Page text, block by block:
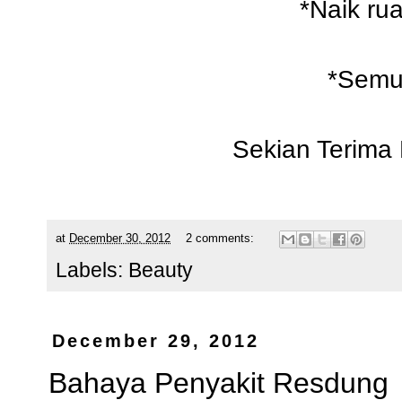
*Naik
Sekian
at December 30, 2012 2 comments:
Labels: Beauty
December 29, 2012
Bahaya Penyakit Resdung